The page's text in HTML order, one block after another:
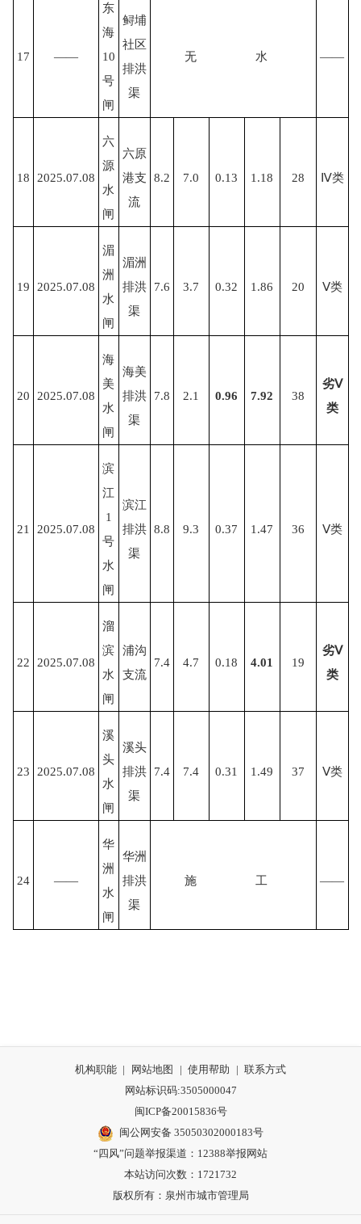
17 ——
东
海
10
号
闸
鲟埔
社区
排洪
渠
无 水 ——
18 2025.07.08
六
源
水
闸
六原
港支
流
8.2 7.0 0.13 1.18 28 Ⅳ类
19 2025.07.08
湄
洲
水
闸
湄洲
排洪
渠
7.6 3.7 0.32 1.86 20 Ⅴ类
20 2025.07.08
海
美
水
闸
海美
排洪
渠
7.8 2.1 0.96 7.92 38
劣Ⅴ
类
21 2025.07.08
滨
江
1
号
水
闸
滨江
排洪
渠
8.8 9.3 0.37 1.47 36 Ⅴ类
22 2025.07.08
溜
滨
水
闸
浦沟
支流
7.4 4.7 0.18 4.01 19
劣Ⅴ
类
23 2025.07.08
溪
头
水
闸
溪头
排洪
渠
7.4 7.4 0.31 1.49 37 Ⅴ类
24 ——
华
洲
水
闸
华洲
排洪
渠
施 工 ——
机构职能 | 网站地图 | 使用帮助 | 联系方式
网站标识码:3505000047
闽ICP备20015836号
闽公网安备 35050302000183号
“四风”问题举报渠道： 12388举报网站
本站访问次数：1721732
版权所有：泉州市城市管理局